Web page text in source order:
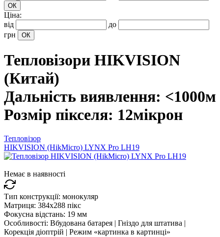
Ціна:
від
до
грн
Тепловізори HIKVISION
(Китай)
Дальність виявлення: <1000м
Розмір пікселя: 12мікрон
Тепловізор
HIKVISION (HikMicro) LYNX Pro LH19
Немає в наявності
Тип конструкції: монокуляр
Матриця: 384x288 пікс
Фокусна відстань: 19 мм
Особливості: Вбудована батарея | Гніздо для штатива |
Корекція діоптрій | Режим «картинка в картинці»